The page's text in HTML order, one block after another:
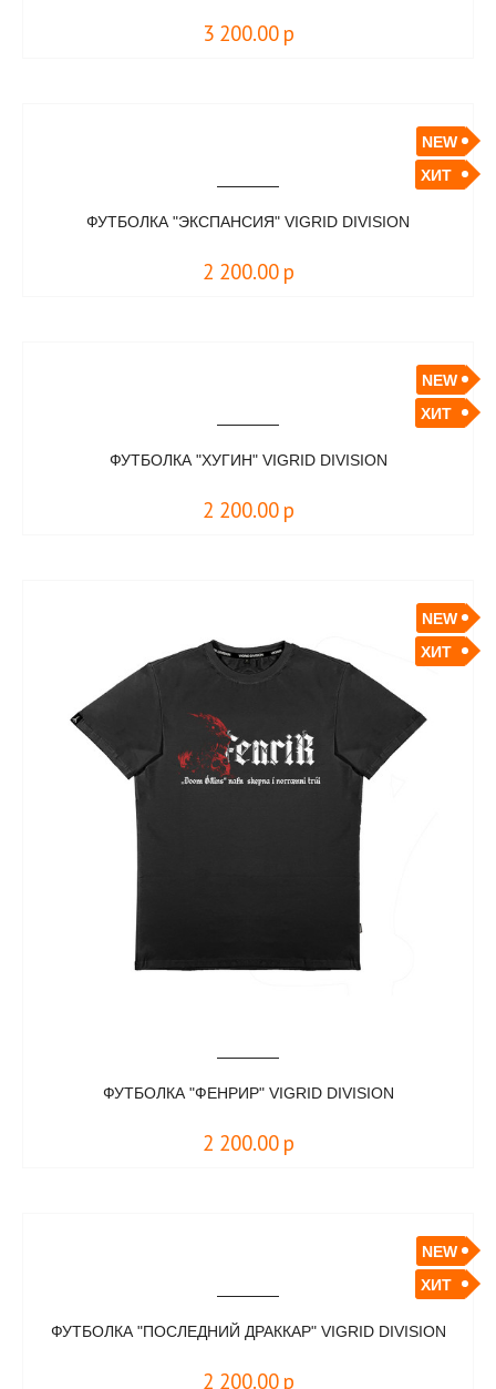
3 200.00 р
NEW
ХИТ
ФУТБОЛКА "ЭКСПАНСИЯ" VIGRID DIVISION
2 200.00 р
NEW
ХИТ
ФУТБОЛКА "ХУГИН" VIGRID DIVISION
2 200.00 р
NEW
ХИТ
ФУТБОЛКА "ФЕНРИР" VIGRID DIVISION
2 200.00 р
NEW
ХИТ
ФУТБОЛКА "ПОСЛЕДНИЙ ДРАККАР" VIGRID DIVISION
2 200.00 р